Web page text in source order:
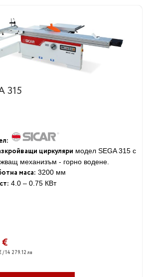
315
циркуляри модел SEGA 315 с
механизъм - горно водене.
маса: 3200 мм
4.0 – 0.75 КВт
14 279.12 лв